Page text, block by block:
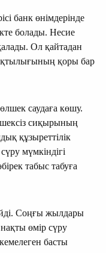
банк өнімдерінде
болады. Несие
Ол қайтадан
қоры бар
саудаға көшу.
сиқырының
құзыреттілік
мүмкіндігі
табыс табуға
Соңғы жылдары
өмір сүру
басты